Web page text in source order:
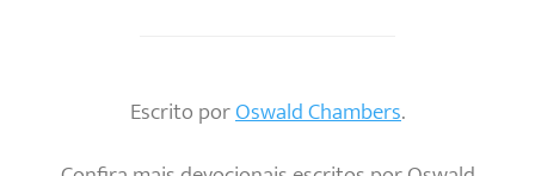
Escrito porOswald Chambers.